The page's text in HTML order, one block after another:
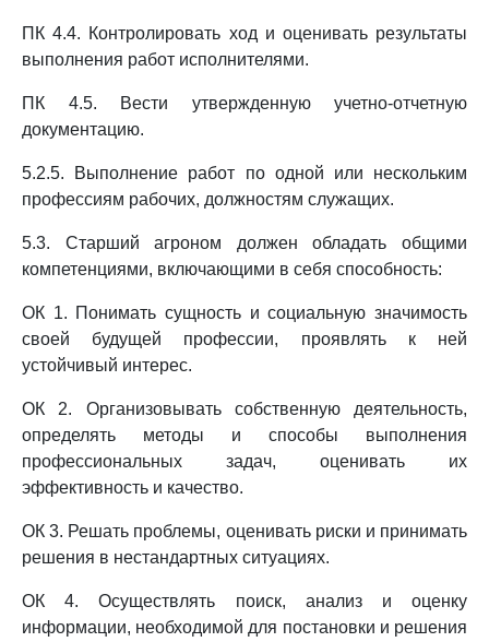
ПК 4.4. Контролировать ход и оценивать результаты
выполнения работ исполнителями.
ПК 4.5. Вести утвержденную учетно-отчетную
документацию.
5.2.5. Выполнение работ по одной или нескольким
профессиям рабочих, должностям служащих.
5.3. Старший агроном должен обладать общими
компетенциями, включающими в себя способность:
ОК 1. Понимать сущность и социальную значимость
своей будущей профессии, проявлять к ней
устойчивый интерес.
ОК 2. Организовывать собственную деятельность,
определять методы и способы выполнения
профессиональных задач, оценивать их
эффективность и качество.
ОК 3. Решать проблемы, оценивать риски и принимать
решения в нестандартных ситуациях.
ОК 4. Осуществлять поиск, анализ и оценку
информации, необходимой для постановки и решения